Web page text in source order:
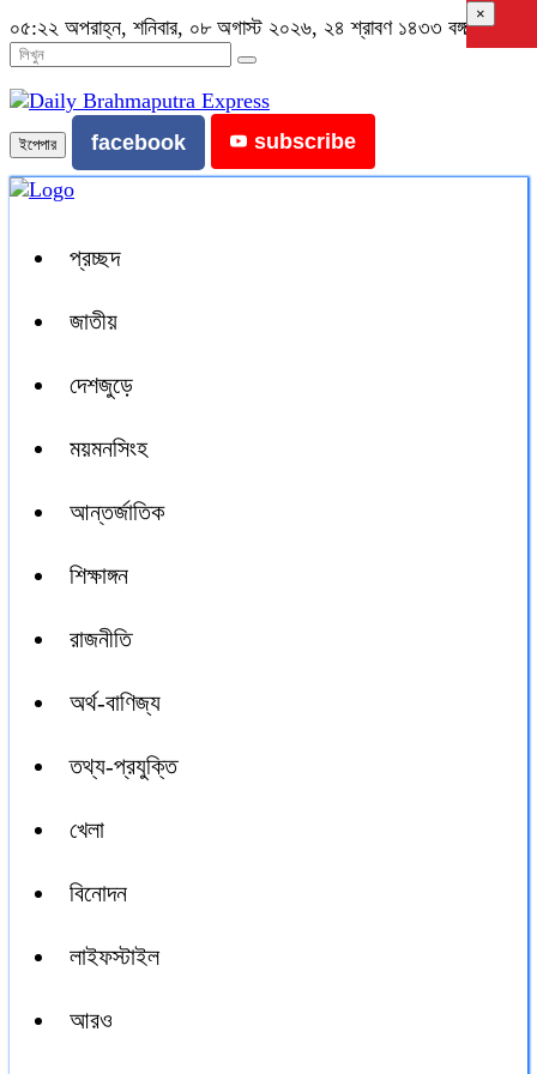
০৫:২২ অপরাহ্ন, শনিবার, ০৮ অগাস্ট ২০২৬, ২৪ শ্রাবণ ১৪৩৩ বঙ্গাব্দ
ইপেপার facebook subscribe
প্রচ্ছদ
জাতীয়
দেশজুড়ে
ময়মনসিংহ
আন্তর্জাতিক
শিক্ষাঙ্গন
রাজনীতি
অর্থ-বাণিজ্য
তথ্য-প্রযুক্তি
খেলা
বিনোদন
লাইফস্টাইল
আরও
×